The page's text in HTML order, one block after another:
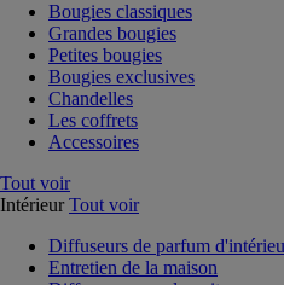
Bougies classiques
Grandes bougies
Petites bougies
Bougies exclusives
Chandelles
Les coffrets
Accessoires
Tout voir
Intérieur Tout voir
Diffuseurs de parfum
Entretien de la maison